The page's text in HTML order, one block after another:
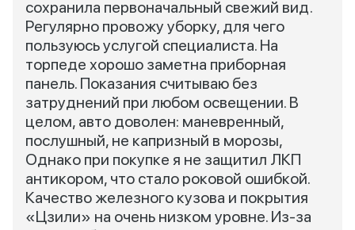
сохранила первоначальный свежий вид.
Регулярно провожу уборку, для чего
пользуюсь услугой специалиста. На
торпеде хорошо заметна приборная
панель. Показания считываю без
затруднений при любом освещении. В
целом, авто доволен: маневренный,
послушный, не капризный в морозы,
Однако при покупке я не защитил ЛКП
антикором, что стало роковой ошибкой.
Качество железного кузова и покрытия
«Цзили» на очень низком уровне. Из-за